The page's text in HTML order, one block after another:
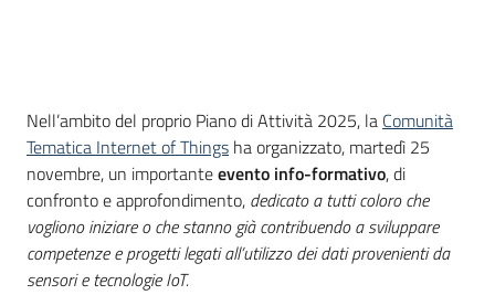
Nell’ambito del proprio Piano di Attività 2025, la Comunità
Tematica Internet of Things ha organizzato, martedì 25
novembre, un importanteevento info-formativo, di
confronto e approfondimento, dedicato a tutti coloro che
vogliono iniziare o che stanno già contribuendo a sviluppare
competenze e progetti legati all’utilizzo dei dati provenienti da
sensori e tecnologie IoT.